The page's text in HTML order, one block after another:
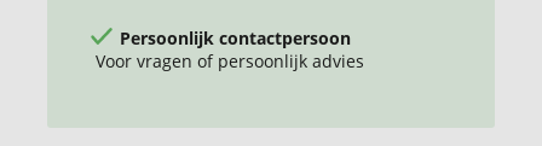
Persoonlijk contactpersoon
Voor vragen of persoonlijk advies